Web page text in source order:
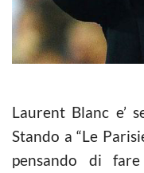
Laurent Blanc e’
Stando a “Le
pensando di